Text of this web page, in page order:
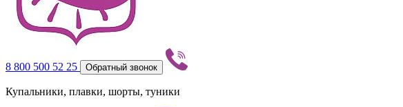
8 800 500 52 25 Обратный звонок
Купальники, плавки, шорты, туники